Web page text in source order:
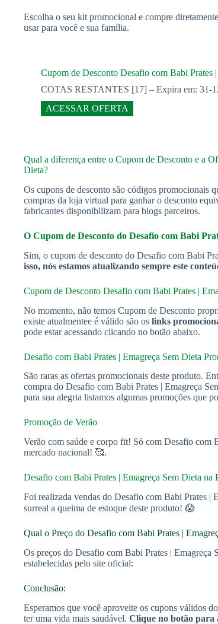
Escolha o seu kit promocional e compre
usar para você e sua família.
Cupom de Desconto Desafio com Babi Prates
COTAS RESTANTES [17] – Expira em: 31-
ACESSAR OFERTA
Qual a diferença entre o Cupom de Desconto e a
Dieta?
Os cupons de desconto são códigos promocionais
compras da loja virtual para ganhar o desconto
fabricantes disponibilizam para blogs parceiros.
O Cupom de Desconto do Desafio com Babi
Sim, o cupom de desconto do Desafio com Babi
isso, nós estamos atualizando sempre este
Cupom de Desconto Desafio com Babi Prates |
No momento, não temos Cupom de Desconto
existe atualmentee é válido são os links
pode estar acessando clicando no botão abaixo.
Desafio com Babi Prates | Emagreça Sem Dieta
São raras as ofertas promocionais deste produto.
compra do Desafio com Babi Prates | Emagreça
para sua alegria listamos algumas promoções que
Promoção de Verão
Verão com saúde e corpo fit! Só com Desafio com
mercado nacional! 🥰.
Desafio com Babi Prates | Emagreça Sem Dieta na
Foi realizada vendas do Desafio com Babi Prates |
surreal a queima de estoque deste produto! 😱
Qual o Preço do Desafio com Babi Prates |
Os preços do Desafio com Babi Prates | Emagreça
estabelecidas pelo site oficial:
Conclusão:
Esperamos que você aproveite os cupons válidos
ter uma vida mais saudável. Clique no botão para